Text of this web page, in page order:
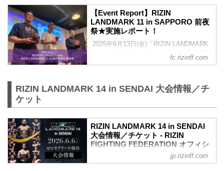
なイベントとして、大きな盛り上がりを
見せた前夜祭！当日の様子をレポートに
てお届けいたします！強者・超強者会員
様限定で「前夜祭ムービー」も公開！
▽『真夏の"超"前夜祭』の概要はこちら
の"超"前夜祭』ファンクラブ参加者大募
【Event Report】RIZIN
LANDMARK 11 in SAPPORO 前夜
祭★実施レポート！
2025年6月13日(金)「RIZIN LANDMARK
11 in SAPPORO 前夜祭」を札幌市内某所
にて開催！当日の様子をレポートにして
限定で「前夜祭ムービー」も公開！前夜
祭ムービーは25分越えの大ボリュームな
要はこちら▽ 2025/5/19 公開 6/13(土)開
催『RIZIN LANDMARK 11 in SAPPORO
前夜祭』ファンクラブ参加者大...
fc.rizinff.com
RIZIN LANDMARK 14 in SENDAI 大会情報／チ
ケット
RIZIN LANDMARK 14 in SENDAI
大会情報／チケット - RIZIN
FIGHTING FEDERATION オフィシ
jp.rizinff.com